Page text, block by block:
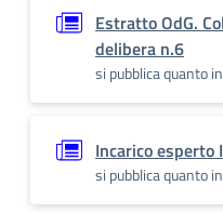
Estratto OdG.
delibera n.6
si pubblica quanto
Incarico esperto
si pubblica quanto